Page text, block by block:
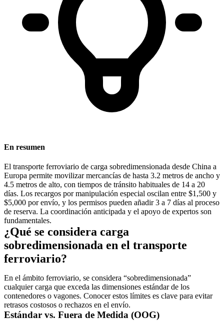
En resumen
El transporte ferroviario de carga sobredimensionada desde China a
Europa permite movilizar mercancías de hasta 3.2 metros de ancho y
4.5 metros de alto, con tiempos de tránsito habituales de 14 a 20
días. Los recargos por manipulación especial oscilan entre $1,500 y
$5,000 por envío, y los permisos pueden añadir3 a 7 días al proceso
de reserva. La coordinación anticipada y el apoyo de expertos son
fundamentales.
¿Qué se considera carga
sobredimensionada en el transporte
ferroviario?
En el ámbito ferroviario, se considera “sobredimensionada”
cualquier carga que exceda las dimensiones estándar de los
contenedores o vagones. Conocer estos límites es clave para evitar
retrasos costosos o rechazos en el envío.
Estándar vs. Fuera de Medida (OOG)